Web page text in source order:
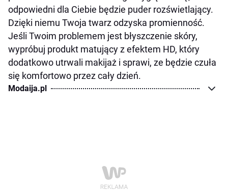
odpowiedni dla Ciebie będzie puder rozświetlający.
Dzięki niemu Twoja twarz odzyska promienność.
Jeśli Twoim problemem jest błyszczenie skóry,
wypróbuj produkt matujący z efektem HD, który
dodatkowo utrwali makijaż i sprawi, ze będzie czuła
się komfortowo przez cały dzień.
Modaija.pl